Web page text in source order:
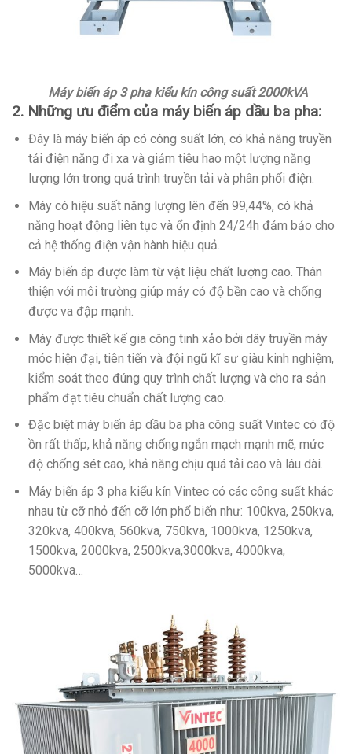
Máy biến áp 3 pha kiểu kín công suất 2000kVA
2. Những ưu điểm của máy biến áp dầu ba pha:
Đây là máy biến áp có công suất lớn, có khả năng truyền
tải điện năng đi xa và giảm tiêu hao một lượng năng
lượng lớn trong quá trình truyền tải và phân phối điện.
Máy có hiệu suất năng lượng lên đến 99,44%, có khả
năng hoạt động liên tục và ổn định 24/24h đảm bảo cho
cả hệ thống điện vận hành hiệu quả.
Máy biến áp được làm từ vật liệu chất lượng cao. Thân
thiện với môi trường giúp máy có độ bền cao và chống
được va đập mạnh.
Máy được thiết kế gia công tinh xảo bởi dây truyền máy
móc hiện đại, tiên tiến và đội ngũ kĩ sư giàu kinh nghiệm,
kiểm soát theo đúng quy trình chất lượng và cho ra sản
phẩm đạt tiêu chuẩn chất lượng cao.
Đặc biệt máy biến áp dầu ba pha công suất Vintec có độ
ồn rất thấp, khả năng chống ngắn mạch mạnh mẽ, mức
độ chống sét cao, khả năng chịu quá tải cao và lâu dài.
Máy biến áp 3 pha kiểu kín Vintec có các công suất khác
nhau từ cỡ nhỏ đến cỡ lớn phổ biến như: 100kva, 250kva,
320kva, 400kva, 560kva, 750kva, 1000kva, 1250kva,
1500kva, 2000kva, 2500kva,3000kva, 4000kva,
5000kva…